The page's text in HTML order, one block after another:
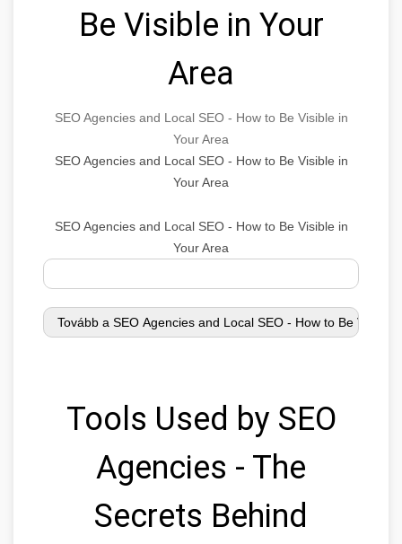
Be Visible in Your
Area
SEO Agencies and Local SEO - How to Be Visible in
Your Area
SEO Agencies and Local SEO - How to Be Visible in
Your Area
SEO Agencies and Local SEO - How to Be Visible in
Your Area
Tools Used by SEO
Agencies - The
Secrets Behind